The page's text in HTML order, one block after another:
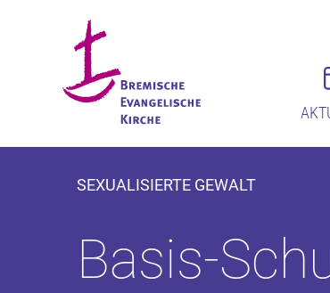
SEXUALISIERTE GEWALT
Basis-